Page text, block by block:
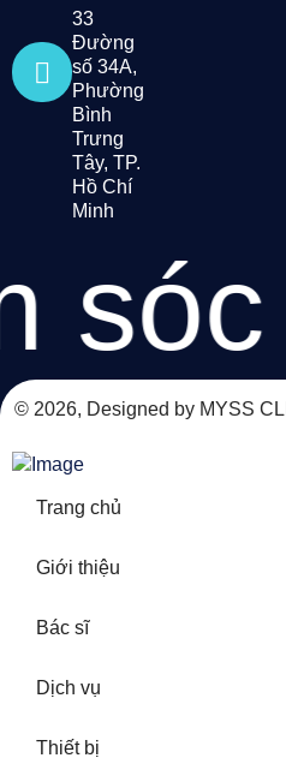
33
Đường
số 34A,
Phường
Bình
Trưng
Tây, TP.
Hồ Chí
Minh
sóc
© 2026, Designed by MYSS
Trang chủ
Giới thiệu
Bác sĩ
Dịch vụ
Thiết bị